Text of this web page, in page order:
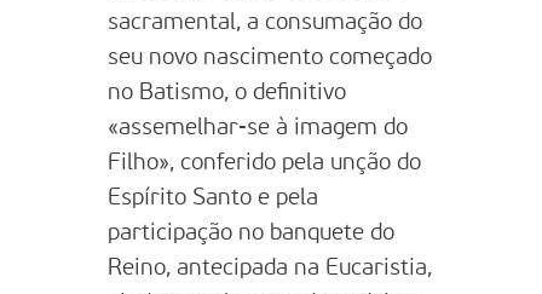
sacramental, a consumação do
seu novo nascimento começado
no Batismo, o definitivo
«assemelhar-se à imagem do
Filho», conferido pela unção do
Espírito Santo e pela
participação no banquete do
Reino, antecipada na Eucaristia,